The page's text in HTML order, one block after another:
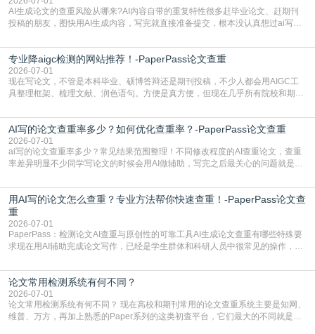
AI生成论文的查重风险从哪来?AI内容自带的重复特性很多赶毕业论文、赶期刊
投稿的朋友，图快用AI生成内容，写完就直接准备提交，根本没认真想过ai写论
自带不可忽视的查重风险。AI训练依赖海量公开的文本数据，生成内容本质是基
于训练数据的概率拼接，不是从零开始的原创创作。生成过程中，很容易复用已
有的高频公共表述，甚至直接拼接已经公开
专业降aigc检测的网站推荐！-PaperPass论文查重
2026-07-01
现在写论文，不管是本科毕业、硕博答辩还是期刊投稿，不少人都会用AIGC工
具整理框架、梳理文献、润色语句。方便是真方便，但现在几乎所有院校和期刊
五遍还是过不了预检测的大有人在，这时候，找到靠谱的降AIGC检测率的网
站，就能少走好多弯路。PaperPass：守护学术原创性的智能伙伴AIGC生成内
容的学术合规痛点去年帮一个本科师弟改
AI写的论文查重率多少？如何优化查重率？-PaperPass论文查重
2026-07-01
ai写的论文查重率多少？常见结果范围整理！不同修改程度的AI查重论文，查重
率差异明显不少同学写论文的时候会用AI做辅助，写完之后最关心的问题就是ai
实际情况和大家想的不太一样。AI训练依赖海量公开学术文献、网络内容，生成
内容本质是按照语义概率拼接已有内容，很容易和已发布的作品撞重复，甚至会
直接引用整段已有内容，所以查重率偏高是
用AI写的论文怎么查重？专业方法帮你快速查重！-PaperPass论文查
重
2026-07-01
PaperPass：检测论文AI查重与原创性的可靠工具AI生成论文查重有哪些特殊要
求现在用AI辅助完成论文写作，已经是学生群体和科研人员中很常见的操作，不
但很多人忽略了，AI生成的内容天生带有重复风险——训练AI的数据集本身就包
含大量已公开的学术内容、网络原创内容，AI输出内容时很容易无意识拼接出重
复片
论文常用检测系统有何不同？
2026-07-01
论文常用检测系统有何不同？ 现在高校和期刊常用的论文查重系统主要是知网、
维普、万方，再加上熟悉的Paper系列的这类初查平台，它们最大的不同就是数